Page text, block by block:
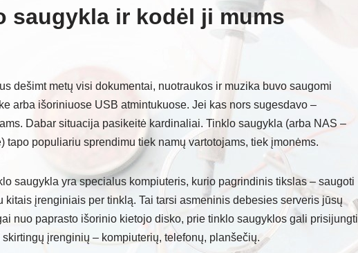
saugykla ir kodėl ji mums
dešimt metų visi dokumentai, nuotraukos ir muzika buvo saugomi
arba išoriniuose USB atmintukuose. Jei kas nors sugesdavo –
Dabar situacija pasikeitė kardinaliai. Tinklo saugykla (arba NAS –
tapo populiariu sprendimu tiek namų vartotojams, tiek įmonėms.
saugykla yra specialus kompiuteris, kurio pagrindinis tikslas – saugoti
kitais įrenginiais per tinklą. Tai tarsi asmeninis debesies serveris jūsų
nuo paprasto išorinio kietojo disko, prie tinklo saugyklos gali prisijungti
įrenginių – kompiuterių, telefonų, planšečių.